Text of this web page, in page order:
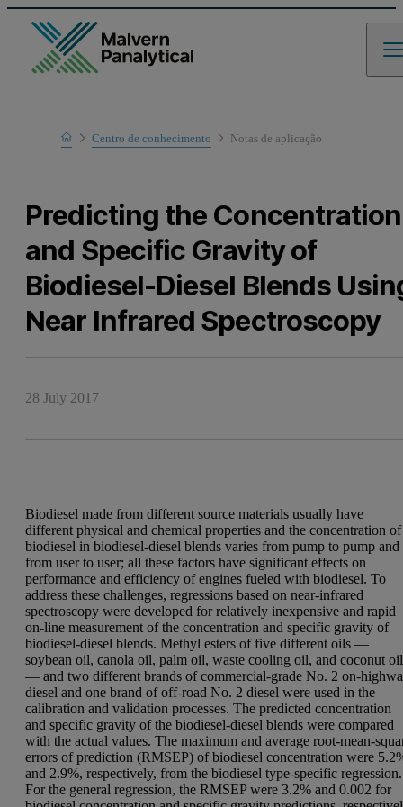
Home
Learn
Centro de conhecimento Notas de aplicaҫão
Predicting the Concentration
and Specific Gravity of
Biodiesel-Diesel Blends
Near Infrared Spectroscopy
28 July 2017
Biodiesel made from different source materials usually have
different physical and chemical properties and the concentration of
biodiesel in biodiesel-diesel blends varies from pump to pump and
from user to user; all these factors have significant effects on
performance and efficiency of engines fueled with biodiesel. To
address these challenges, regressions based on near-infrared
spectroscopy were developed for relatively inexpensive and rapid
on-line measurement of the concentration and specific gravity of
biodiesel-diesel blends. Methyl esters of five different oils —
soybean oil, canola oil, palm oil, waste cooling oil, and coconut oil
— and two different brands of commercial-grade No. 2 on-
diesel and one brand of off-road No. 2 diesel were used in the
calibration and validation processes. The predicted concentration
and specific gravity of the biodiesel-diesel blends were compared
with the actual values. The maximum and average root-mean-
errors of prediction (RMSEP) of biodiesel concentration were
and 2.9%, respectively, from the biodiesel type-specific regression.
For the general regression, the RMSEP were 3.2% and 0.002 for